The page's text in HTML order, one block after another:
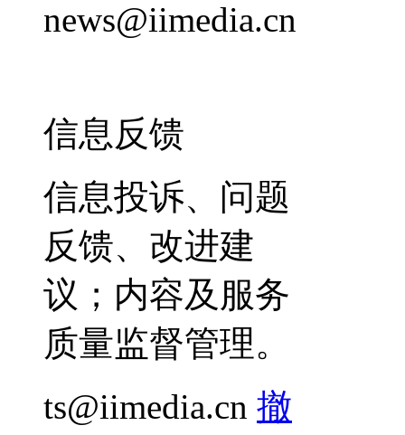
news@iimedia.cn
信息反馈
信息投诉、问题
反馈、改进建
议；内容及服务
质量监督管理。
ts@iimedia.cn 撤